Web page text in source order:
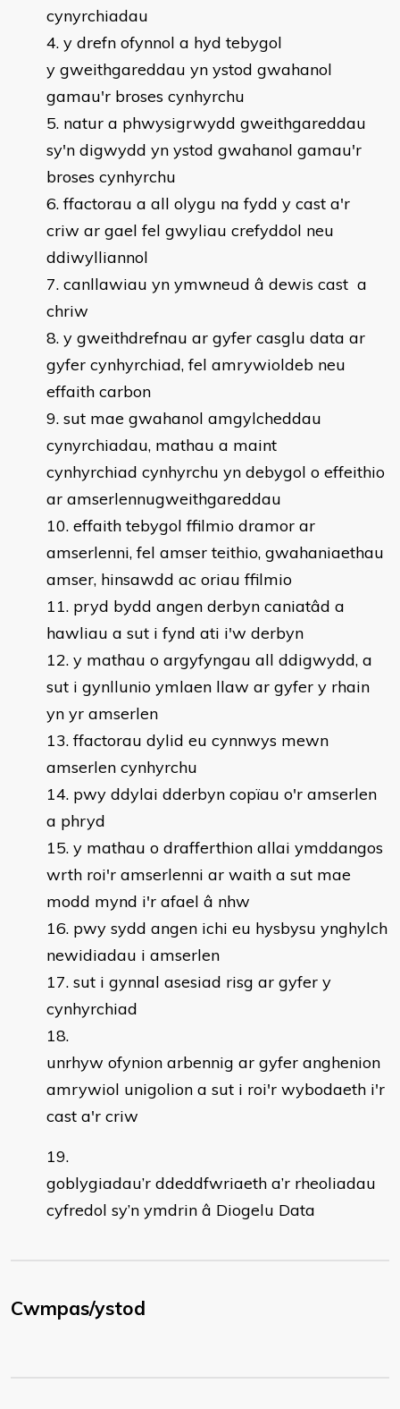
cynyrchiadau
y drefn ofynnol a hyd tebygol
y gweithgareddau yn ystod gwahanol
gamau'r broses cynhyrchu
natur a phwysigrwydd gweithgareddau
sy'n digwydd yn ystod gwahanol gamau'r
broses cynhyrchu
ffactorau a all olygu na fydd y cast a'r
criw ar gael fel gwyliau crefyddol neu
ddiwylliannol
canllawiau yn ymwneud â dewis cast a
chriw
y gweithdrefnau ar gyfer casglu data ar
gyfer cynhyrchiad, fel amrywioldeb neu
effaith carbon
sut mae gwahanol amgylcheddau
cynyrchiadau, mathau a maint
cynhyrchiad cynhyrchu yn debygol o effeithio
ar amserlennugweithgareddau
effaith tebygol ffilmio dramor ar
amserlenni, fel amser teithio, gwahaniaethau
amser, hinsawdd ac oriau ffilmio
pryd bydd angen derbyn caniatâd a
hawliau a sut i fynd ati i'w derbyn
y mathau o argyfyngau all ddigwydd, a
sut i gynllunio ymlaen llaw ar gyfer y rhain
yn yr amserlen
ffactorau dylid eu cynnwys mewn
amserlen cynhyrchu
pwy ddylai dderbyn copïau o'r amserlen
a phryd
y mathau o drafferthion allai ymddangos
wrth roi'r amserlenni ar waith a sut mae
modd mynd i'r afael â nhw
pwy sydd angen ichi eu hysbysu ynghylch
newidiadau i amserlen
sut i gynnal asesiad risg ar gyfer y
cynhyrchiad
unrhyw ofynion arbennig ar gyfer anghenion
amrywiol unigolion a sut i roi'r wybodaeth i'r
cast a'r criw
​goblygiadau’r ddeddfwriaeth a’r rheoliadau
cyfredol sy’n ymdrin â Diogelu Data
Cwmpas/ystod